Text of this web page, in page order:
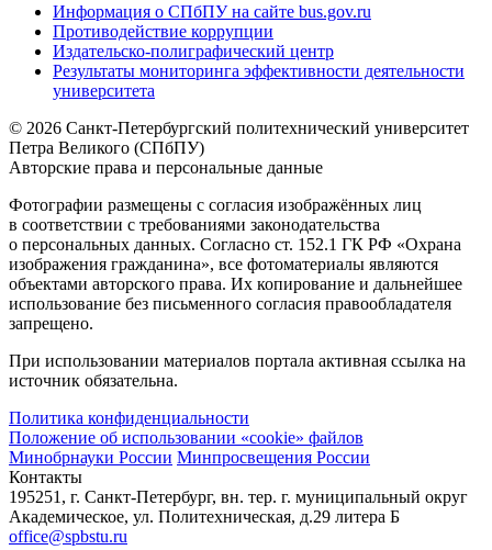
Информация о СПбПУ на сайте bus.gov.ru
Противодействие коррупции
Издательско-полиграфический центр
Результаты мониторинга эффективности деятельности
университета
© 2026 Санкт-Петербургский политехнический университет
Петра Великого (СПбПУ)
Авторские права и персональные данные
Фотографии размещены с согласия изображённых лиц
в соответствии с требованиями законодательства
о персональных данных. Согласно ст. 152.1 ГК РФ «Охрана
изображения гражданина», все фотоматериалы являются
объектами авторского права. Их копирование и дальнейшее
использование без письменного согласия правообладателя
запрещено.
При использовании материалов портала активная ссылка на
источник обязательна.
Политика конфиденциальности
Положение об использовании «cookie» файлов
Минобрнауки России Минпросвещения России
Контакты
195251, г. Санкт-Петербург, вн. тер. г. муниципальный округ
Академическое, ул. Политехническая, д.29 литера Б
office@spbstu.ru